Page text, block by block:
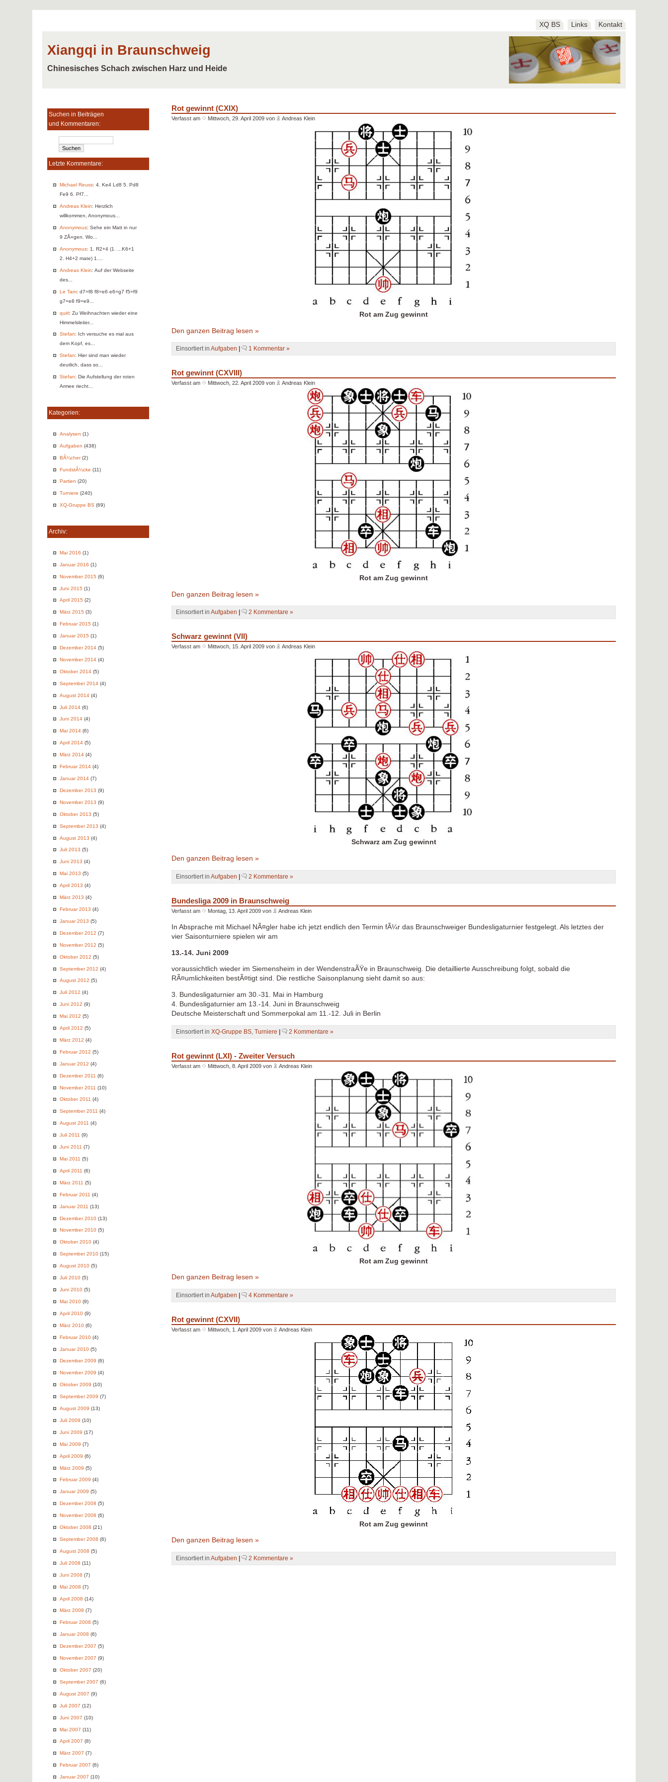
XQ BS Links Kontakt
Xiangqi in Braunschweig
Chinesisches Schach zwischen Harz und Heide
Suchen in Beiträgen
und Kommentaren:
Letzte Kommentare:
Michael Reuss: 4. Ke4 Ld8 5. Pd8
Fe9 6. Pf7...
Andreas Klein: Herzlich
willkommen, Anonymous...
Anonymous: Sehe ein Matt in nur
9 ZÅ«gen. Wo...
Anonymous: 1. R2+4 (1. ...K6+1
2. H4+2 mate) 1....
Andreas Klein: Auf der Webseite
des...
Le Tam: d7=f8 f8=e6 e6=g7 f5=f9
g7=e8 f9=e9...
quirl: Zu Weihnachten wieder eine
Himmelsleiter...
Stefan: Ich versuche es mal aus
dem Kopf, es...
Stefan: Hier sind man wieder
deutlich, dass so...
Stefan: Die Aufstellung der roten
Armee riecht...
Kategorien:
Analysen (1)
Aufgaben (438)
BÃ¼cher(2)
FundstÃ¼cke (11)
Partien (20)
Turniere (240)
XQ-Gruppe BS (69)
Archiv:
Mai 2016 (1)
Januar 2016 (1)
November 2015 (6)
Juni 2015 (1)
April 2015 (2)
März 2015 (3)
Februar 2015 (1)
Januar 2015 (1)
Dezember 2014 (5)
November 2014 (4)
Oktober 2014 (5)
September 2014 (4)
August 2014 (4)
Juli 2014 (6)
Juni 2014 (4)
Mai 2014 (6)
April 2014 (5)
März 2014 (4)
Februar 2014 (4)
Januar 2014 (7)
Dezember 2013 (9)
November 2013 (9)
Oktober 2013 (5)
September 2013 (4)
August 2013 (4)
Juli 2013 (5)
Juni 2013 (4)
Mai 2013 (5)
April 2013 (4)
März 2013 (4)
Februar 2013 (4)
Januar 2013 (5)
Dezember 2012 (7)
November 2012 (5)
Oktober 2012 (5)
September 2012 (4)
August 2012 (5)
Juli 2012 (4)
Juni 2012 (9)
Mai 2012 (5)
April 2012 (5)
März 2012 (4)
Februar 2012 (5)
Januar 2012 (4)
Dezember 2011 (6)
November 2011 (10)
Oktober 2011 (4)
September 2011 (4)
August 2011 (4)
Juli 2011 (9)
Juni 2011 (7)
Mai 2011 (5)
April 2011 (6)
März 2011 (5)
Februar 2011 (4)
Januar 2011 (13)
Dezember 2010 (13)
November 2010 (5)
Oktober 2010 (4)
September 2010 (15)
August 2010 (5)
Juli 2010 (5)
Juni 2010 (5)
Mai 2010 (9)
April 2010 (9)
März 2010 (6)
Februar 2010 (4)
Januar 2010 (5)
Dezember 2009 (6)
November 2009 (4)
Oktober 2009 (10)
September 2009 (7)
August 2009 (13)
Juli 2009 (10)
Juni 2009 (17)
Mai 2009 (7)
April 2009 (6)
März 2009 (5)
Februar 2009 (4)
Januar 2009 (5)
Dezember 2008 (5)
November 2008 (6)
Oktober 2008 (21)
September 2008 (6)
August 2008 (5)
Juli 2008 (11)
Juni 2008 (7)
Mai 2008 (7)
April 2008 (14)
März 2008 (7)
Februar 2008 (5)
Januar 2008 (6)
Dezember 2007 (5)
November 2007 (9)
Oktober 2007 (20)
September 2007 (6)
August 2007 (9)
Juli 2007 (12)
Juni 2007 (10)
Mai 2007 (11)
April 2007 (8)
März 2007 (7)
Februar 2007 (6)
Januar 2007 (10)
Rot gewinnt (CXIX)
Verfasst am Mittwoch, 29. April 2009 von Andreas Klein
Rot am Zug gewinnt
Den ganzen Beitrag lesen »
Einsortiert inAufgaben 1 Kommentar »
Rot gewinnt (CXVIII)
Verfasst am Mittwoch, 22. April 2009 von Andreas Klein
Rot am Zug gewinnt
Den ganzen Beitrag lesen »
Einsortiert inAufgaben 2 Kommentare »
Schwarz gewinnt (VII)
Verfasst am Mittwoch, 15. April 2009 von Andreas Klein
Schwarz am Zug gewinnt
Den ganzen Beitrag lesen »
Einsortiert inAufgaben | 2 Kommentare »
Bundesliga 2009 in Braunschweig
Verfasst am Montag, 13. April 2009 von Andreas Klein
In Absprache mit Michael NÃ¤gler habe ich jetzt endlich den Termin fÃ¼r das Braunschweiger Bundesligaturnier festgelegt. Als letztes der
vier Saisonturniere spielen wir am
13.-14. Juni 2009
voraussichtlich wieder im Siemensheim in der WendenstraÃŸe in Braunschweig. Die detaillierte Ausschreibung folgt, sobald die
RÃ¤umlichkeiten bestÃ¤tigt sind. Die restliche Saisonplanung sieht damit so aus:
3. Bundesligaturnier am 30.-31. Mai in Hamburg
4. Bundesligaturnier am 13.-14. Juni in Braunschweig
Deutsche Meisterschaft und Sommerpokal am 11.-12. Juli in Berlin
Einsortiert inXQ-Gruppe BS ,Turniere | 2 Kommentare »
Rot gewinnt (LXI) - Zweiter Versuch
Verfasst am Mittwoch, 8. April 2009 von Andreas Klein
Rot am Zug gewinnt
Den ganzen Beitrag lesen »
Einsortiert inAufgaben | 4 Kommentare »
Rot gewinnt (CXVII)
Verfasst am Mittwoch, 1. April 2009 von Andreas Klein
Rot am Zug gewinnt
Den ganzen Beitrag lesen »
Einsortiert inAufgaben 2 Kommentare »